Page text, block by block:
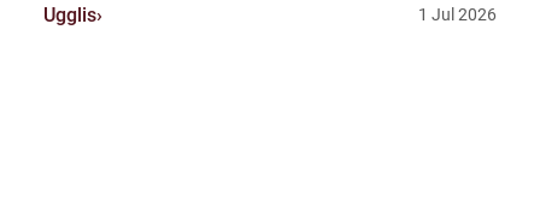
Ugglis 1 Jul 2026